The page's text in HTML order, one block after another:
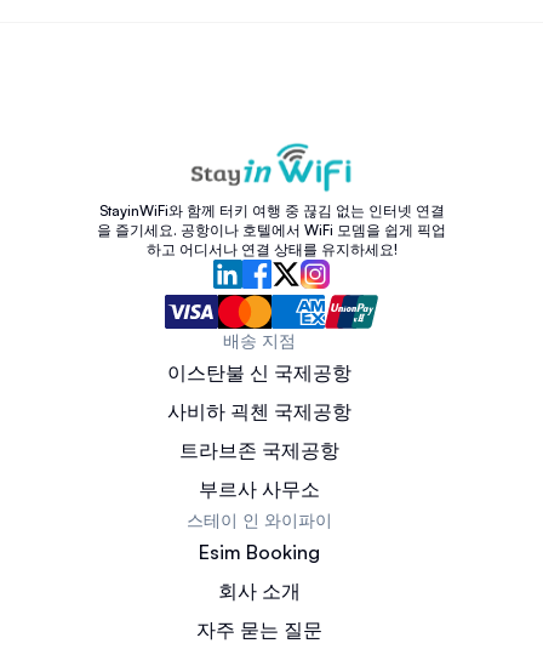
StayinWiFi와 함께 터키 여행 중 끊김 없는 인터넷 연결
을 즐기세요. 공항이나 호텔에서 WiFi 모뎀을 쉽게 픽업
하고 어디서나 연결 상태를 유지하세요!
배송 지점
이스탄불 신 국제공항
사비하 괵첸 국제공항
트라브존 국제공항
부르사 사무소
스테이 인 와이파이
Esim Booking
회사 소개
자주 묻는 질문